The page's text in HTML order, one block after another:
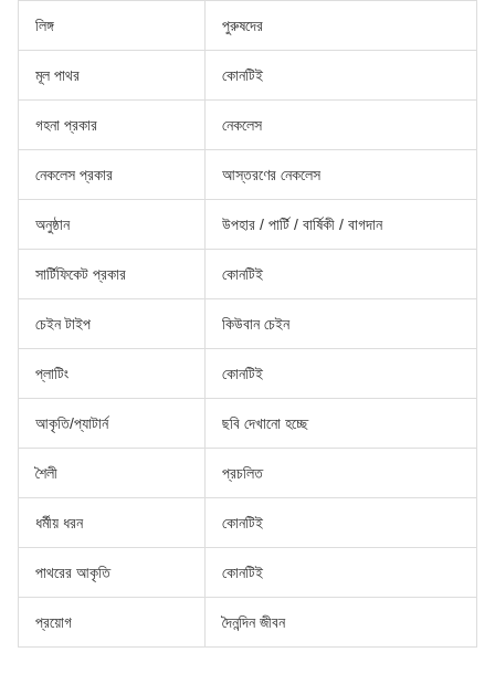
লিঙ্গ পুরুষদের
মূল পাথর কোনটিই
গহনা প্রকার নেকলেস
নেকলেস প্রকার আস্তরণের নেকলেস
অনুষ্ঠান উপহার / পার্টি / বার্ষিকী / বাগদান
সার্টিফিকেট প্রকার কোনটিই
চেইন টাইপ কিউবান চেইন
প্লাটিং কোনটিই
আকৃতি/প্যাটার্ন ছবি দেখানো হচ্ছে
শৈলী প্রচলিত
ধর্মীয় ধরন কোনটিই
পাথরের আকৃতি কোনটিই
প্রয়োগ দৈনন্দিন জীবন